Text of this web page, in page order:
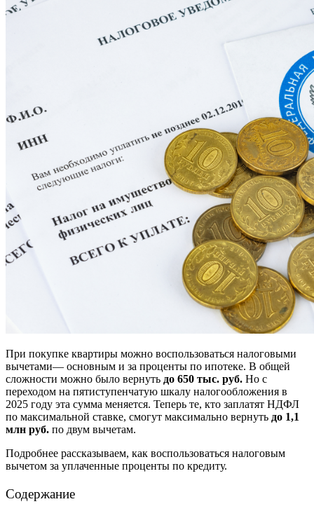
При покупке квартиры можно воспользоваться налоговыми
вычетами— основным и за проценты по ипотеке. В общей
сложности можно было вернуть до 650 тыс. руб. Но с
переходом на пятиступенчатую шкалу налогообложения в
2025 году эта сумма меняется. Теперь те, кто заплатят НДФЛ
по максимальной ставке, смогут максимально вернуть до 1,1
млн руб. по двум вычетам.
Подробнее рассказываем, как воспользоваться налоговым
вычетом за уплаченные проценты по кредиту.
Содержание